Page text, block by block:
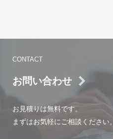
CONTACT
お問い合わせ
お見積りは無料です。
まずはお気軽にご相談ください。